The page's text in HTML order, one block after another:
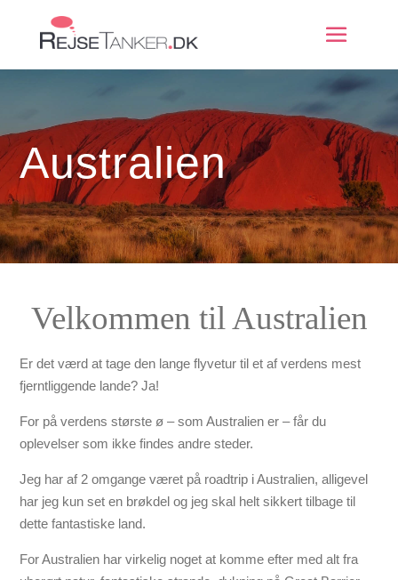
Australien
Velkommen til Australien
Er det værd at tage den lange flyvetur til et af verdens mest
fjerntliggende lande? Ja!
For på verdens største ø – som Australien er – får du
oplevelser som ikke findes andre steder.
Jeg har af 2 omgange været på roadtrip i Australien, alligevel
har jeg kun set en brøkdel og jeg skal helt sikkert tilbage til
dette fantastiske land.
For Australien har virkelig noget at komme efter med alt fra